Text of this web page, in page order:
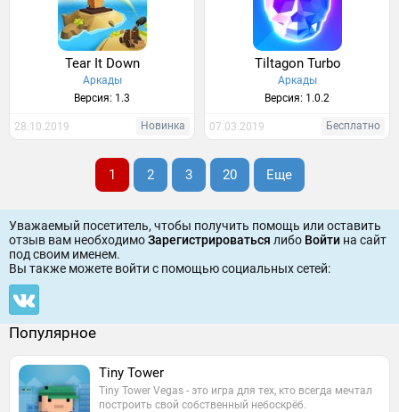
Tear It Down
Аркады
Версия: 1.3
28.10.2019 Новинка
Tiltagon Turbo
Аркады
Версия: 1.0.2
07.03.2019 Бесплатно
1 2 3 20 Еще
Уважаемый посетитель, чтобы получить помощь или оставить
отзыв вам необходимоЗарегистрироваться либо Войти на сайт
под своим именем.
Вы также можете войти c помощью социальных сетей:
Популярное
Tiny Tower
Tiny Tower Vegas - это игра для тех, кто всегда мечтал
построить свой собственный небоскрёб.